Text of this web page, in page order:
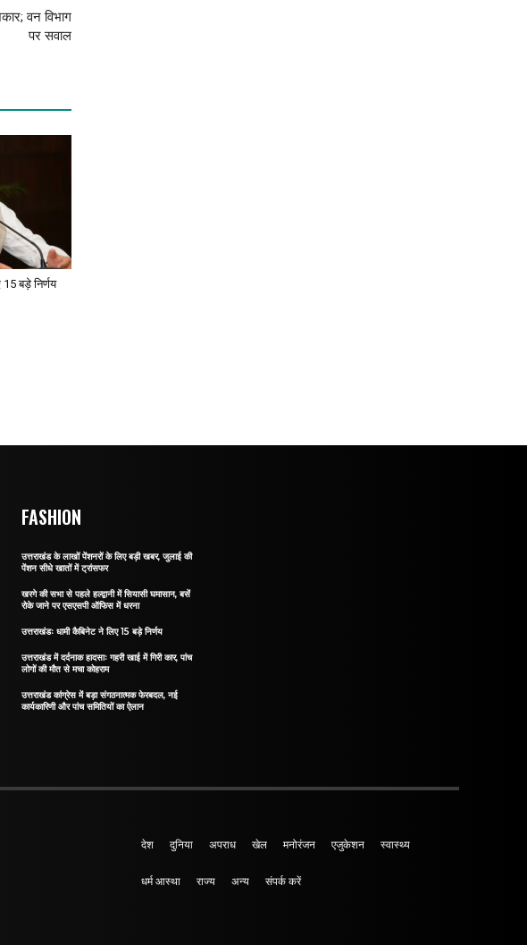
वन विभाग
पर सवाल
बड़े निर्णय
FASHION
उत्तराखंड के लाखों पेंशनरों के लिए बड़ी खबर, जुलाई की
पेंशन सीधे खातों में ट्रांसफर
खरगे की सभा से पहले हल्द्वानी में सियासी घमासान, बसें
रोके जाने पर एसएसपी ऑफिस में धरना
उत्तराखंडः धामी कैबिनेट ने लिए 15 बड़े निर्णय
उत्तराखंड में दर्दनाक हादसाः गहरी खाई में गिरी कार, पांच
लोगों की मौत से मचा कोहराम
उत्तराखंड कांग्रेस में बड़ा संगठनात्मक फेरबदल, नई
कार्यकारिणी और पांच समितियों का ऐलान
देश दुनिया अपराध खेल मनोरंजन एजुकेशन स्वास्थ्य
धर्म आस्था राज्य अन्य संपर्क करें